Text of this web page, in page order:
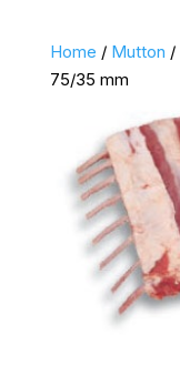
Home / Mutton /
75/35 mm